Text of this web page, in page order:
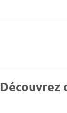
Découvrez